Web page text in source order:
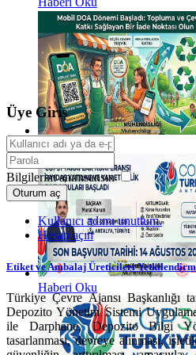
Haberi Oku
Haberi Oku
Üye Giriş
Bilgilerim anımsansın
Oturum aç
Kullanıcı adımı unuttum.
Hesap açın
Etiket ve Ambalaj Üreticileri
Türkiye Çevre Ajansı Başkanlığı
Depozito Yönetim Sistemi
ile Darphane, Depozito Bilgi
tasarlanması, devreye alınması,